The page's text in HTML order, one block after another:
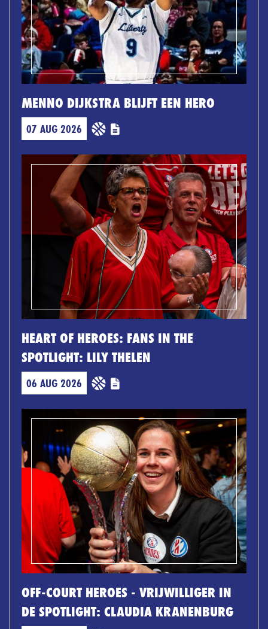
MENNO DIJKSTRA BLIJFT EEN HERO
07 AUG 2026
HEART OF HEROES: FANS IN THE
SPOTLIGHT: LILY THELEN
06 AUG 2026
OFF-COURT HEROES - VRIJWILLIGER IN
DE SPOTLIGHT: CLAUDIA KRANENBURG